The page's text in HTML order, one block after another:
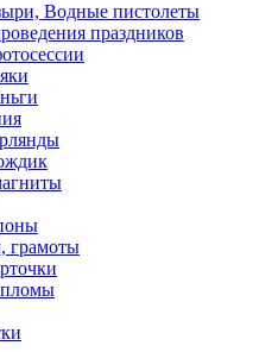
Водные пистолеты
праздников
грамоты